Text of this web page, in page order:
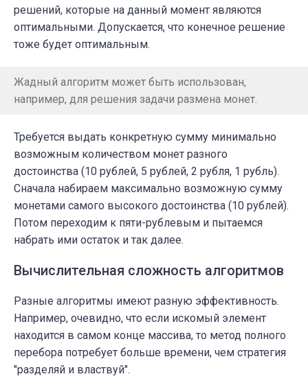
решений, которые на данный момент являются
оптимальными. Допускается, что конечное решение
тоже будет оптимальным.
Жадный алгоритм может быть использован,
например, для решения задачи размена монет.
Требуется выдать конкретную сумму минимально
возможным количеством монет разного
достоинства (10 рублей, 5 рублей, 2 рубля, 1 рубль).
Сначала набираем максимально возможную сумму
монетами самого высокого достоинства (10 рублей).
Потом переходим к пяти-рублевым и пытаемся
набрать ими остаток и так далее.
Вычислительная сложность алгоритмов
Разные алгоритмы имеют разную эффективность.
Например, очевидно, что если искомый элемент
находится в самом конце массива, то метод полного
перебора потребует больше времени, чем стратегия
"разделяй и властвуй".